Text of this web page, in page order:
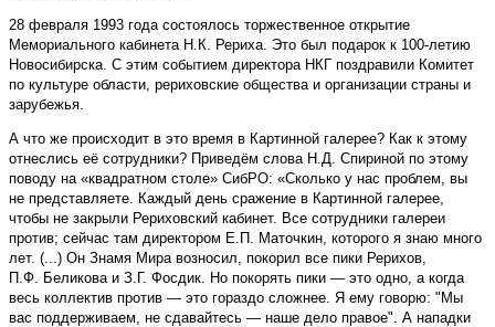
28 февраля 1993 года состоялось торжественное открытие
Мемориального кабинета Н.К. Рериха. Это был подарок к 100-летию
Новосибирска. С этим событием директора НКГ поздравили Комитет
по культуре области, рериховские общества и организации страны и
зарубежья.
А что же происходит в это время в Картинной галерее? Как к этому
отнеслись её сотрудники? Приведём слова Н.Д. Спириной по этому
поводу на «квадратном столе» СибРО: «Сколько у нас проблем, вы
не представляете. Каждый день сражение в Картинной галерее,
чтобы не закрыли Рериховский кабинет. Все сотрудники галереи
против; сейчас там директором Е.П. Маточкин, которого я знаю много
лет. (...) Он Знамя Мира возносил, покорил все пики Рерихов,
П.Ф. Беликова и З.Г. Фосдик. Но покорять пики — это одно, а когда
весь коллектив против — это гораздо сложнее. Я ему говорю: "Мы
вас поддерживаем, не сдавайтесь — наше дело правое". А нападки